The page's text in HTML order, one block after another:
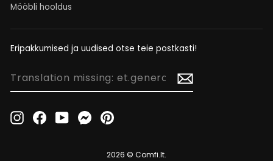
Mööbli hooldus
Eripakkumised ja uudised otse teie postkasti!
TRANSLATION
InstagramFacebookYouTubeMessenger
2026 © Comfi.lt.